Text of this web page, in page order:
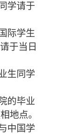
学请于
际学生
于当日
生同学
的毕业
地点。
中国学